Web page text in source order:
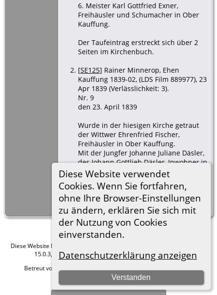
Diese Website verwendet
Cookies. Wenn Sie fortfahren,
ohne Ihre Browser-Einstellungen
zu ändern, erklären Sie sich mit
der Nutzung von Cookies
einverstanden.
Datenschutzerklärung anzeigen
Verstanden
6. Meister Karl Gottfried Exner,
Freihäusler und Schumacher in Ober
Kauffung.
Der Taufeintrag erstreckt sich über 2
Seiten im Kirchenbuch.
[SE125] Rainer Minnerop, Ehen
Kauffung 1839-02, (LDS Film 889977), 23
Apr 1839 (Verlässlichkeit: 3).
Nr. 9
den 23. April 1839
Wurde in der hiesigen Kirche getraut
der Wittwer Ehrenfried Fischer,
Freihäusler in Ober Kauffung.
Mit der Jungfer Johanne Juliane Däsler,
des Johann Gottlieb Däsler, Inwohner in
Ober Kauffung eheliche 2. Tochter
Der Bräutigam war 36 Jahre, die Braut
25 Jahre alt.
Diese Website läuft mit
15.0.3, programmiert von Darrin Lythgoe © 2001-2026.
Betreut von
Hier geht es zum Impressum